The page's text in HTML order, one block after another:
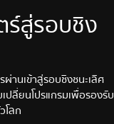
ร์สู่รอบชิง
านเข้าสู่รอบชิงชนะเลิศ
ปลี่ยนโปรแกรมเพื่อรองรับ
โลก